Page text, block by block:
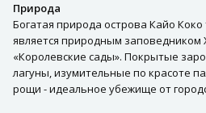
Природа
Богатая природа острова Кайо
является природным заповедником
«Королевские сады». Покрытые
лагуны, изумительные по красоте
рощи - идеальное убежище от